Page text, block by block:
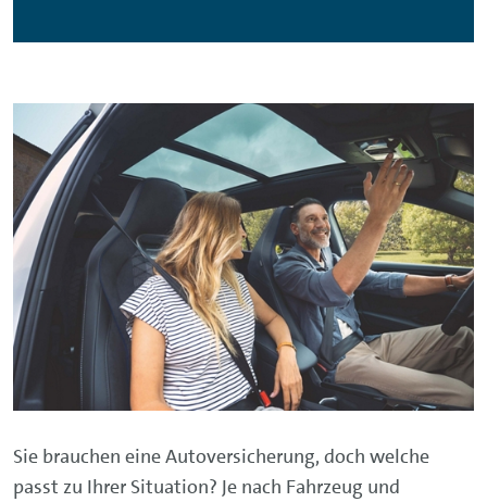
Sie brauchen eine Autoversicherung, doch welche
passt zu Ihrer Situation? Je nach Fahrzeug und